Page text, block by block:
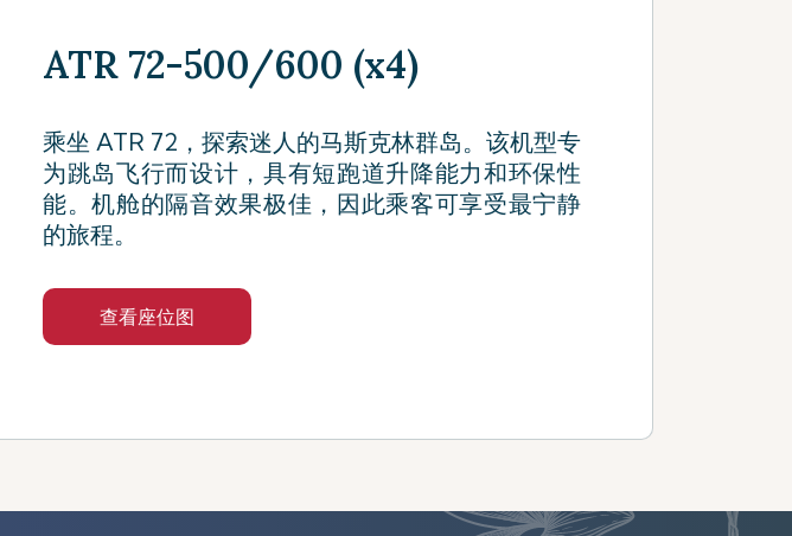
ATR 72-500/600 (x4)
乘坐 ATR 72，探索迷人的马斯克林群岛。该机型专
为跳岛飞行而设计，具有短跑道升降能力和环保性
能。机舱的隔音效果极佳，因此乘客可享受最宁静
的旅程。
查看座位图